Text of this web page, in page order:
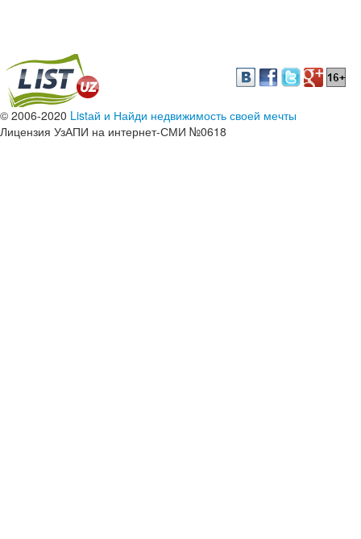
© 2006-2020 Listай и Найди недвижимость своей мечты
Лицензия УзАПИ на интернет-СМИ №0618